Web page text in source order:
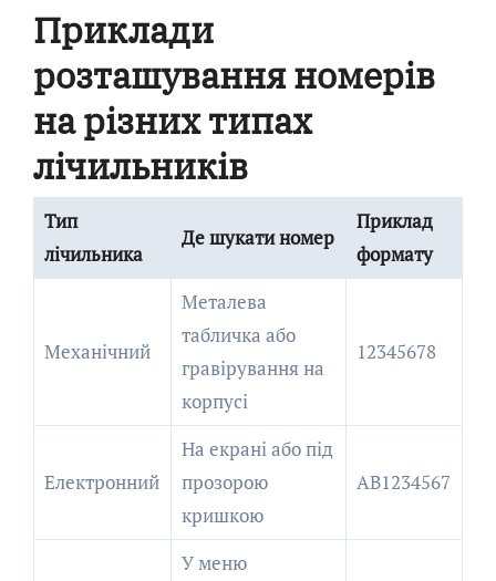
Приклади
розташування номерів
на різних типах
лічильників
Тип
лічильника
Де шукати номер
Приклад
формату
Механічний
Металева
табличка або
гравірування на
корпусі
12345678
Електронний
На екрані або під
прозорою
кришкою
AB1234567
У меню